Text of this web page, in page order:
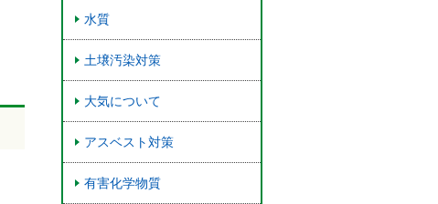
水質
土壌汚染対策
大気について
アスベスト対策
有害化学物質